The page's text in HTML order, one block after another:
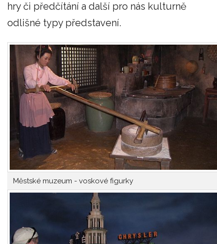
hry či předčítání a další pro nás kulturně
odlišné typy představení.
Městské muzeum - voskové figurky